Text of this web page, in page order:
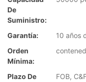
De
Suministro:
Garantía:
10 años
Orden
Mínima:
Plazo De
FOB,